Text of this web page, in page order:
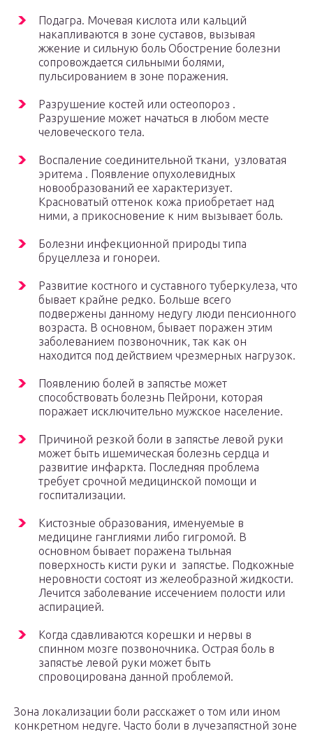
Подагра. Мочевая кислота или кальций
накапливаются в зоне суставов, вызывая
жжение и сильную боль Обострение болезни
сопровождается сильными болями,
пульсированием в зоне поражения.
Разрушение костей или остеопороз .
Разрушение может начаться в любом месте
человеческого тела.
Воспаление соединительной ткани, узловатая
эритема . Появление опухолевидных
новообразований ее характеризует.
Красноватый оттенок кожа приобретает над
ними, а прикосновение к ним вызывает боль.
Болезни инфекционной природы типа
бруцеллеза и гонореи.
Развитие костного и суставного туберкулеза, что
бывает крайне редко. Больше всего
подвержены данному недугу люди пенсионного
возраста. В основном, бывает поражен этим
заболеванием позвоночник, так как он
находится под действием чрезмерных нагрузок.
Появлению болей в запястье может
способствовать болезнь Пейрони, которая
поражает исключительно мужское население.
Причиной резкой боли в запястье левой руки
может быть ишемическая болезнь сердца и
развитие инфаркта. Последняя проблема
требует срочной медицинской помощи и
госпитализации.
Кистозные образования, именуемые в
медицине ганглиями либо гигромой. В
основном бывает поражена тыльная
поверхность кисти руки и запястье. Подкожные
неровности состоят из желеобразной жидкости.
Лечится заболевание иссечением полости или
аспирацией.
Когда сдавливаются корешки и нервы в
спинном мозге позвоночника. Острая боль в
запястье левой руки может быть
спровоцирована данной проблемой.
Зона локализации боли расскажет о том или ином
конкретном недуге. Часто боли в лучезапястной зоне